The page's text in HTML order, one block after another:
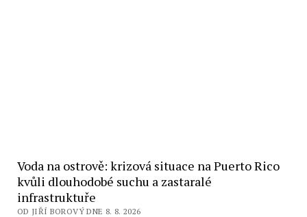
Voda na ostrově: krizová situace na Puerto Rico
kvůli dlouhodobé suchu a zastaralé
infrastruktuře
OD JIŘÍ BOROVÝ DNE 8. 8. 2026